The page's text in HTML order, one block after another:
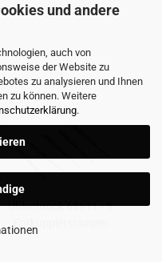
und andere
auch von
der Website zu
zu analysieren und Ihnen
zu können. Weitere
.
Uhlenbrock 63611 - 5